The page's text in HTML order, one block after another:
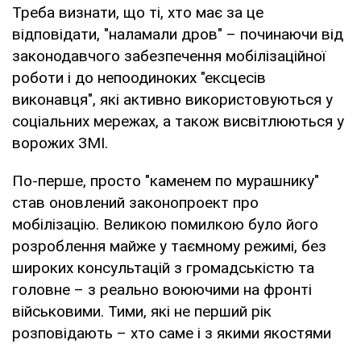
Треба визнати, що ті, хто має за це
відповідати, "наламали дров" – починаючи від
законодавчого забезпечення мобілізаційної
роботи і до непоодиноких "ексцесів
виконавця", які активно використовуються у
соціальних мережах, а також висвітлюються у
ворожих ЗМІ.
По-перше, просто "каменем по мурашнику"
став оновлений законопроект про
мобілізацію. Великою помилкою було його
розроблення майже у таємному режимі, без
широких консультацій з громадськістю та
головне – з реально воюючими на фронті
військовими. Тими, які не перший рік
розповідають – хто саме і з якими якостями